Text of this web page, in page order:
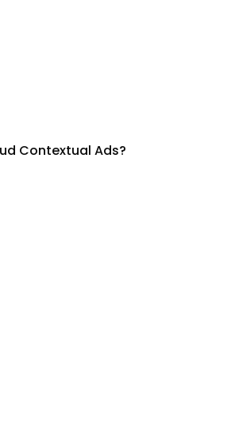
Contextual Ads?